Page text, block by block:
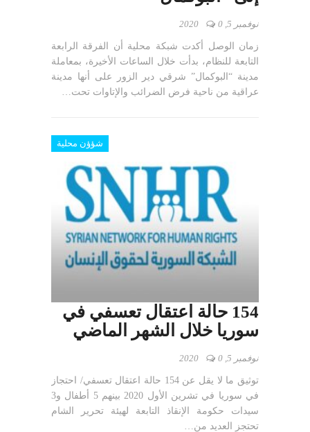
نوفمبر 5, 2020 0
زمان الوصل أكدت شبكة محلية أن الفرقة الرابعة
التابعة للنظام، بدأت خلال الساعات الأخيرة، بمعاملة
مدينة “البوكمال” شرقي دير الزور على أنها مدينة
عراقية من ناحية فرض الضرائب والإتاوات تحت…
شؤؤن محلية
154 حالة اعتقال تعسفي في
سوريا خلال الشهر الماضي
نوفمبر 5, 2020 0
توثيق ما لا يقل عن 154 حالة اعتقال تعسفي/ احتجاز
في سوريا في تشرين الأول 2020 بينهم 5 أطفال و3
سيدات حكومة الإنقاذ التابعة لهيئة تحرير الشام
تحتجز العديد من…